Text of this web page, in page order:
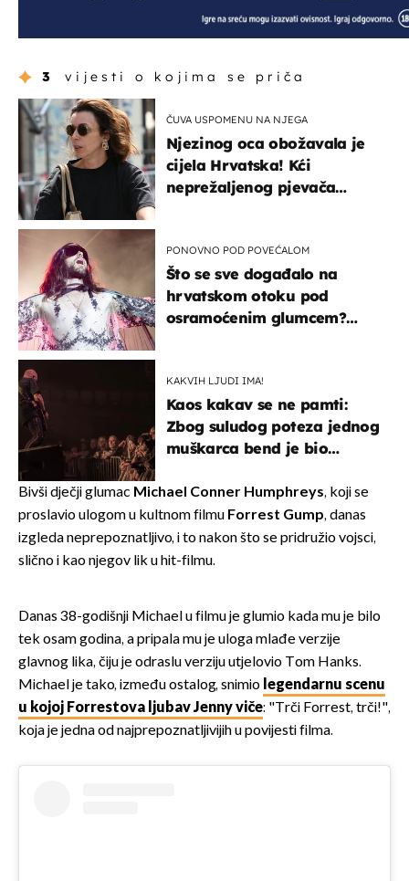
3 vijesti o kojima se priča
ČUVA USPOMENU NA NJEGA
Njezinog oca obožavala je
cijela Hrvatska! Kći
neprežaljenog pjevača
PONOVNO POD POVEĆALOM
Što se sve događalo na
hrvatskom otoku pod
osramoćenim glumcem?
KAKVIH LJUDI IMA!
Kaos kakav se ne pamti:
Zbog suludog poteza jednog
muškarca bend je bio
Bivši dječji glumac Michael Conner Humphreys, koji se
proslavio ulogom u kultnom filmu Forrest Gump, danas
izgleda neprepoznatljivo, i to nakon što se pridružio vojsci,
slično i kao njegov lik u hit-filmu.
Danas 38-godišnji Michael u filmu je glumio kada mu je bilo
tek osam godina, a pripala mu je uloga mlađe verzije
glavnog lika, čiju je odraslu verziju utjelovio Tom Hanks.
Michael je tako, između ostalog, snimio legendarnu scenu
u kojoj Forrestova ljubav Jenny viče: "Trči Forrest, trči!",
koja je jedna od najprepoznatljivijih u povijesti filma.